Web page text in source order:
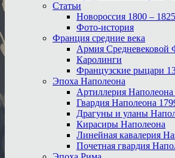
Статьи
Новороссия 1800 – 1825
Фото-история
Франция средние века
Армия Средневековой
Каролинги
Французские рыцари
Эпоха Наполеона
Артиллерия Наполеона
Гвардия Наполеона
Драгуны и уланы
Кирасиры Наполеона
Линейная кавалерия
Почетная гвардия